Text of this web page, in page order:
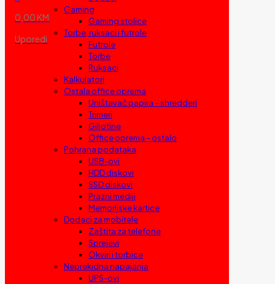
0,00 KM
Uporedi
Gaming
Gaming stolice
Torbe, ruksaci i futrole
Futrole
Torbe
Ruksaci
Kalkulatori
Ostala office oprema
Uništavač papira – shredderi
Trimeri
Giljotine
Office oprema – ostalo
Pohrana podataka
USB-ovi
HDD diskovi
SSD diskovi
Prazni mediji
Memorijske kartice
Dodaci za mobitele
Zaštita za telefone
Sprejevi
Okviri i torbice
Neprekidna napajanja
UPS-ovi